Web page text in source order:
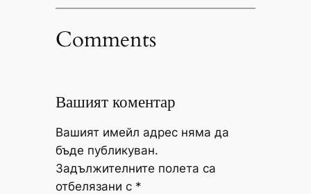
Comments
Вашият коментар
Вашият имейл адрес няма да
бъде публикуван.
Задължителните полета са
отбелязани с *